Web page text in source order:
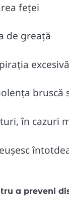
feței
de greață
excesivă
bruscă
în cazuri
a preveni